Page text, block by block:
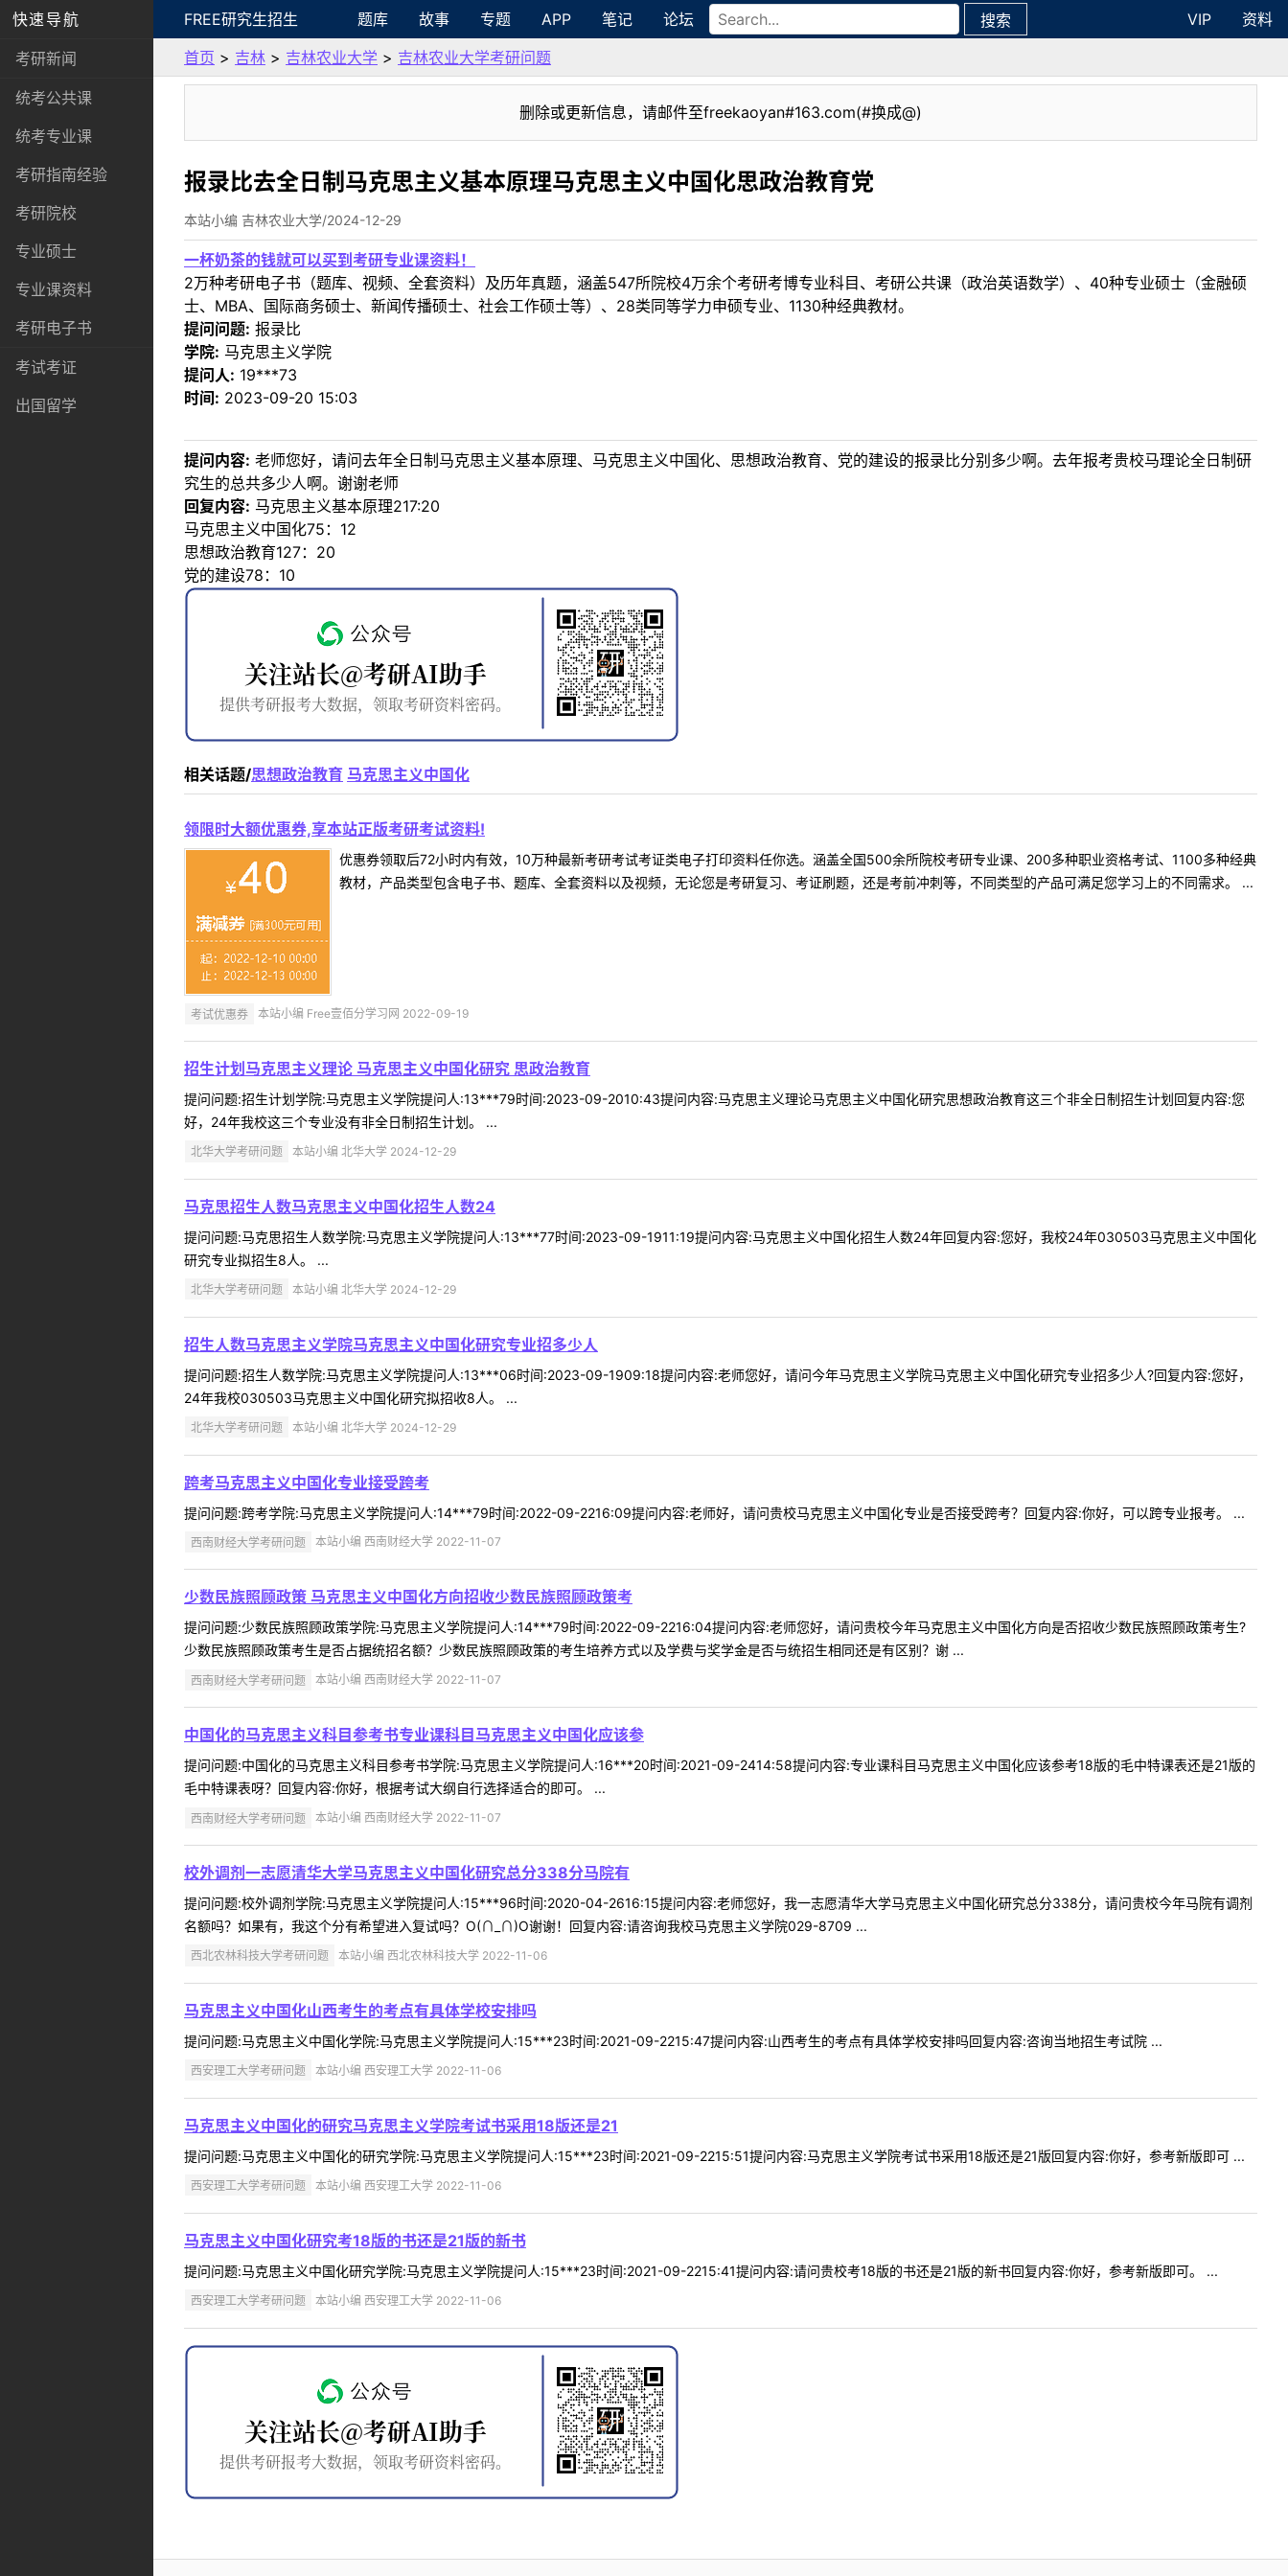
快速导航
考研新闻
统考公共课
统考专业课
考研指南经验
考研院校
专业硕士
专业课资料
考研电子书
考试考证
出国留学
FREE研究生招生 题库 故事 专题 APP 笔记 论坛 搜索 VIP
资料
首页 > 吉林 > 吉林农业大学 > 吉林农业大学考研问题
删除或更新信息，请邮件至freekaoyan#163.com(#换成@)
报录比去全日制马克思主义基本原理马克思主义中国化思政治教育党
本站小编 吉林农业大学/2024-12-29
一杯奶茶的钱就可以买到考研专业课资料！
2万种考研电子书（题库、视频、全套资料）及历年真题，涵盖547所院校4万余个考研考博专业科目、考研公共课（政治英语数学）、40种专业硕士（金融硕
士、MBA、国际商务硕士、新闻传播硕士、社会工作硕士等）、28类同等学力申硕专业、1130种经典教材。
提问问题: 报录比
学院: 马克思主义学院
提问人: 19***73
时间: 2023-09-20 15:03
提问内容: 老师您好，请问去年全日制马克思主义基本原理、马克思主义中国化、思想政治教育、党的建设的报录比分别多少啊。去年报考贵校马理论全日制研
究生的总共多少人啊。谢谢老师
回复内容: 马克思主义基本原理217:20
马克思主义中国化75：12
思想政治教育127：20
党的建设78：10
相关话题/思想政治教育 马克思主义中国化
领限时大额优惠券,享本站正版考研考试资料!
优惠券领取后72小时内有效，10万种最新考研考试考证类电子打印资料任你选。涵盖全国500余所院校考研专业课、200多种职业资格考试、1100多种经典
教材，产品类型包含电子书、题库、全套资料以及视频，无论您是考研复习、考证刷题，还是考前冲刺等，不同类型的产品可满足您学习上的不同需求。 ...
考试优惠券 本站小编 Free壹佰分学习网 2022-09-19
招生计划马克思主义理论 马克思主义中国化研究 思政治教育
提问问题:招生计划学院:马克思主义学院提问人:13***79时间:2023-09-2010:43提问内容:马克思主义理论马克思主义中国化研究思想政治教育这三个非全日制招生计划回复内容:您
好，24年我校这三个专业没有非全日制招生计划。 ...
北华大学考研问题 本站小编 北华大学 2024-12-29
马克思招生人数马克思主义中国化招生人数24
提问问题:马克思招生人数学院:马克思主义学院提问人:13***77时间:2023-09-1911:19提问内容:马克思主义中国化招生人数24年回复内容:您好，我校24年030503马克思主义中国化
研究专业拟招生8人。 ...
北华大学考研问题 本站小编 北华大学 2024-12-29
招生人数马克思主义学院马克思主义中国化研究专业招多少人
提问问题:招生人数学院:马克思主义学院提问人:13***06时间:2023-09-1909:18提问内容:老师您好，请问今年马克思主义学院马克思主义中国化研究专业招多少人?回复内容:您好，
24年我校030503马克思主义中国化研究拟招收8人。 ...
北华大学考研问题 本站小编 北华大学 2024-12-29
跨考马克思主义中国化专业接受跨考
提问问题:跨考学院:马克思主义学院提问人:14***79时间:2022-09-2216:09提问内容:老师好，请问贵校马克思主义中国化专业是否接受跨考？回复内容:你好，可以跨专业报考。 ...
西南财经大学考研问题 本站小编 西南财经大学 2022-11-07
少数民族照顾政策 马克思主义中国化方向招收少数民族照顾政策考
提问问题:少数民族照顾政策学院:马克思主义学院提问人:14***79时间:2022-09-2216:04提问内容:老师您好，请问贵校今年马克思主义中国化方向是否招收少数民族照顾政策考生?
少数民族照顾政策考生是否占据统招名额？少数民族照顾政策的考生培养方式以及学费与奖学金是否与统招生相同还是有区别？谢 ...
西南财经大学考研问题 本站小编 西南财经大学 2022-11-07
中国化的马克思主义科目参考书专业课科目马克思主义中国化应该参
提问问题:中国化的马克思主义科目参考书学院:马克思主义学院提问人:16***20时间:2021-09-2414:58提问内容:专业课科目马克思主义中国化应该参考18版的毛中特课表还是21版的
毛中特课表呀？回复内容:你好，根据考试大纲自行选择适合的即可。 ...
西南财经大学考研问题 本站小编 西南财经大学 2022-11-07
校外调剂一志愿清华大学马克思主义中国化研究总分338分马院有
提问问题:校外调剂学院:马克思主义学院提问人:15***96时间:2020-04-2616:15提问内容:老师您好，我一志愿清华大学马克思主义中国化研究总分338分，请问贵校今年马院有调剂
名额吗？如果有，我这个分有希望进入复试吗？O(∩_∩)O谢谢！回复内容:请咨询我校马克思主义学院029-8709 ...
西北农林科技大学考研问题 本站小编 西北农林科技大学 2022-11-06
马克思主义中国化山西考生的考点有具体学校安排吗
提问问题:马克思主义中国化学院:马克思主义学院提问人:15***23时间:2021-09-2215:47提问内容:山西考生的考点有具体学校安排吗回复内容:咨询当地招生考试院 ...
西安理工大学考研问题 本站小编 西安理工大学 2022-11-06
马克思主义中国化的研究马克思主义学院考试书采用18版还是21
提问问题:马克思主义中国化的研究学院:马克思主义学院提问人:15***23时间:2021-09-2215:51提问内容:马克思主义学院考试书采用18版还是21版回复内容:你好，参考新版即可 ...
西安理工大学考研问题 本站小编 西安理工大学 2022-11-06
马克思主义中国化研究考18版的书还是21版的新书
提问问题:马克思主义中国化研究学院:马克思主义学院提问人:15***23时间:2021-09-2215:41提问内容:请问贵校考18版的书还是21版的新书回复内容:你好，参考新版即可。 ...
西安理工大学考研问题 本站小编 西安理工大学 2022-11-06